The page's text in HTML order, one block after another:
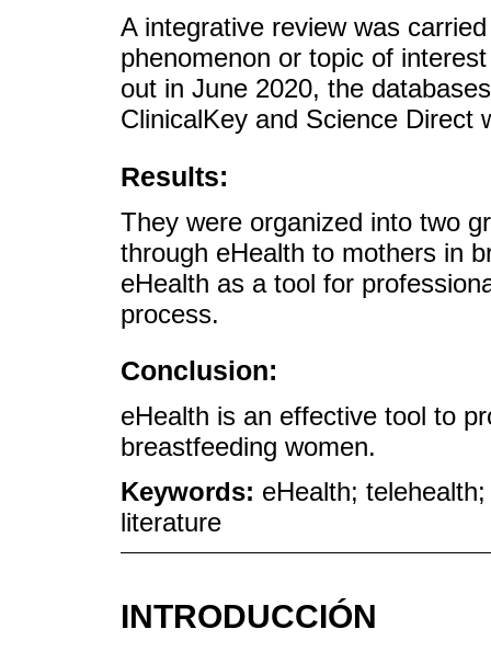
A integrative review was
phenomenon or topic of
out in June 2020, the
ClinicalKey and Science Direct
Results:
They were organized into two
through eHealth to mothers in
eHealth as a tool for
process.
Conclusion:
eHealth is an effective tool to
breastfeeding women.
Keywords: eHealth;
literature
INTRODUCCIÓN